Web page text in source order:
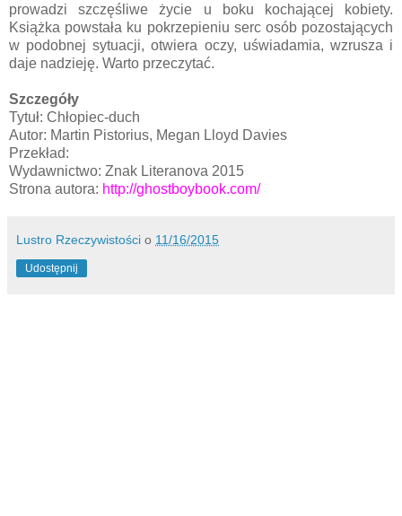
prowadzi szczęśliwe życie u boku kochającej kobiety.
Książka powstała ku pokrzepieniu serc osób pozostających
w podobnej sytuacji, otwiera oczy, uświadamia, wzrusza i
daje nadzieję. Warto przeczytać.
Szczegóły
Tytuł: Chłopiec-duch
Autor: Martin Pistorius, Megan Lloyd Davies
Przekład:
Wydawnictwo: Znak Literanova 2015
Strona autora: http://ghostboybook.com/
Lustro Rzeczywistości o 11/16/2015
Udostępnij